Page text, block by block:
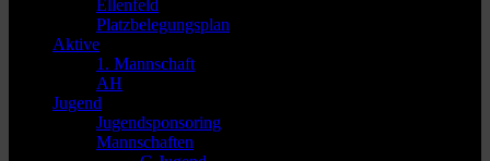
Ellenfeld
Platzbelegungsplan
Aktive
1. Mannschaft
AH
Jugend
Jugendsponsoring
Mannschaften